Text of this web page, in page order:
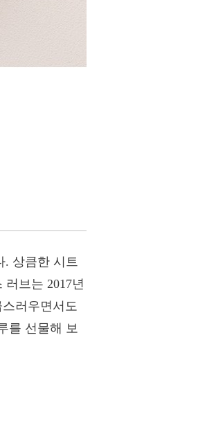
. 상큼한 시트
브는 2017년
러우면서도
를 선물해 보